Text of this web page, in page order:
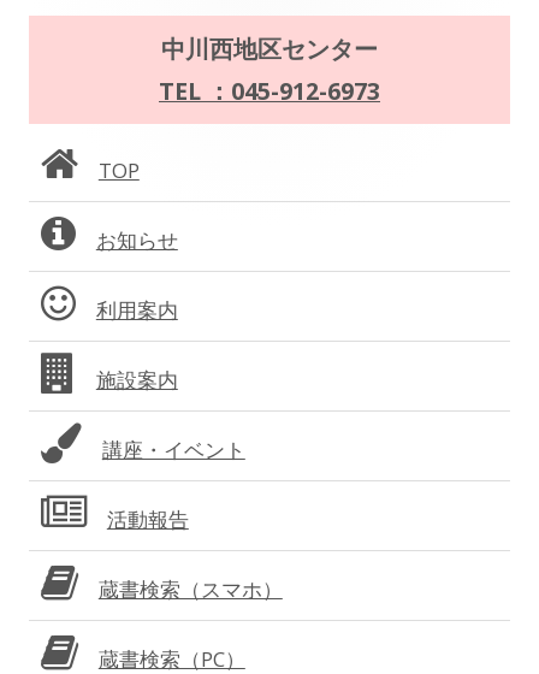
ン
サ
イ
ド
バ
ー
中川西地区センター
TEL ：045-912-6973
TOP
お知らせ
利用案内
施設案内
講座・イベント
活動報告
蔵書検索（スマホ）
蔵書検索（PC）